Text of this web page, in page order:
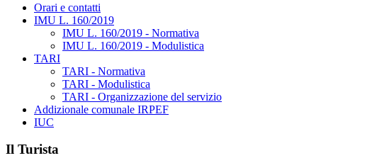
Orari e contatti
IMU L. 160/2019
IMU L. 160/2019 - Normativa
IMU L. 160/2019 - Modulistica
TARI
TARI - Normativa
TARI - Modulistica
TARI - Organizzazione del servizio
Addizionale comunale IRPEF
IUC
Il Turista